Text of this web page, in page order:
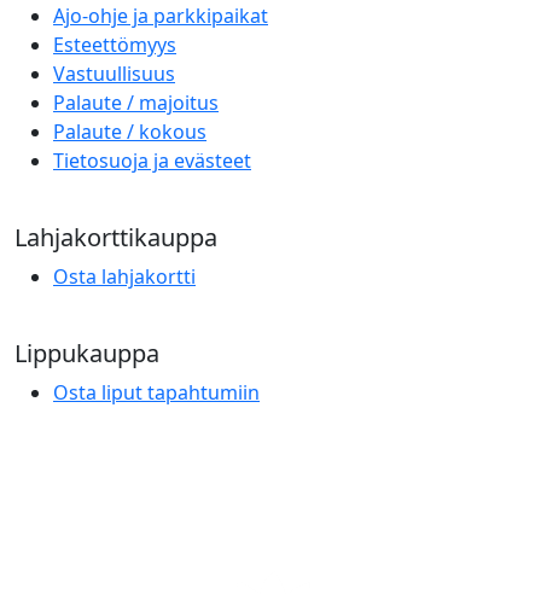
Ajo-ohje ja parkkipaikat
Esteettömyys
Vastuullisuus
Palaute / majoitus
Palaute / kokous
Tietosuoja ja evästeet
Lahjakorttikauppa
Osta lahjakortti
Lippukauppa
Osta liput tapahtumiin